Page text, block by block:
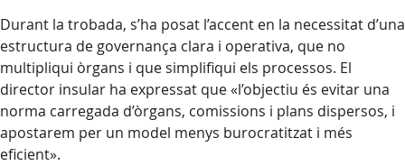
Durant la trobada, s’ha posat l’accent en la necessitat d’una
estructura de governança clara i operativa, que no
multipliqui òrgans i que simplifiqui els processos. El
director insular ha expressat que «l’objectiu és evitar una
norma carregada d’òrgans, comissions i plans dispersos, i
apostarem per un model menys burocratitzat i més
eficient».